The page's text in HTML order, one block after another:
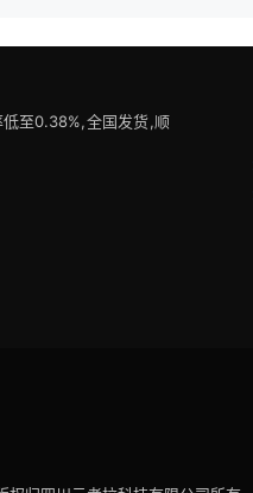
至0.38%,全国发货,顺